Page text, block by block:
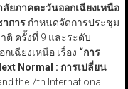
ยภาคตะวันออกเฉียงเหนือ
การ กำหนดจัดการประชุม
ติ ครั้งที่ 9 และระดับ
เฉียงเหนือ เรื่อง “การ
Normal : การเปลี่ยน
the 7th International